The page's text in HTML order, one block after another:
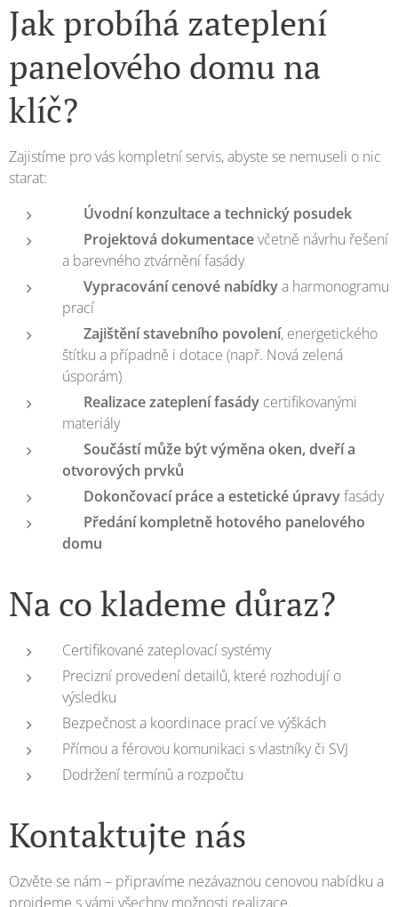
Jak probíhá zateplení
panelového domu na
klíč?
Zajistíme pro vás kompletní servis, abyste se nemuseli o nic
starat:
Úvodní konzultace a technický posudek
Projektová dokumentacevčetně návrhu řešení
a barevného ztvárnění fasády
Vypracování cenové nabídkya harmonogramu
prací
Zajištění stavebního povolení, energetického
štítku a případně i dotace (např. Nová zelená
úsporám)
Realizace zateplení fasády certifikovanými
materiály
Součástí může být výměna oken, dveří a
otvorových prvků
Dokončovací práce a estetické úpravyfasády
Předání kompletně hotového panelového
domu
Na co klademe důraz?
Certifikované zateplovací systémy
Precizní provedení detailů, které rozhodují o
výsledku
Bezpečnost a koordinace prací ve výškách
Přímou a férovou komunikaci s vlastníky či SVJ
Dodržení termínů a rozpočtu
Kontaktujte nás
Ozvěte se nám – připravíme nezávaznou cenovou nabídku a
projdeme s vámi všechny možnosti realizace.